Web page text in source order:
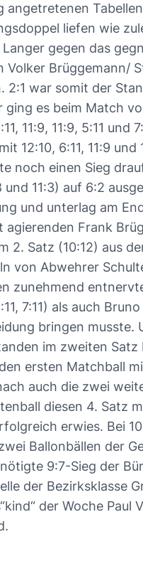
liefen wie
gegen das
Brüggemann/
war somit der
ging es beim
11:9, 11:9, 5:11
12:10, 6:11, 11:9
noch einen Sieg
und 11:3) auf 6:2
und unterlag am
Frank
Satz (10:12) aus
von Abwehrer
zunehmend
7:11) als auch
bringen
im zweiten
ersten Matchball
auch die zwei
diesen 4. Satz
erwies. Bei
Ballonbällen der
9:7-Sieg der
der
der Woche